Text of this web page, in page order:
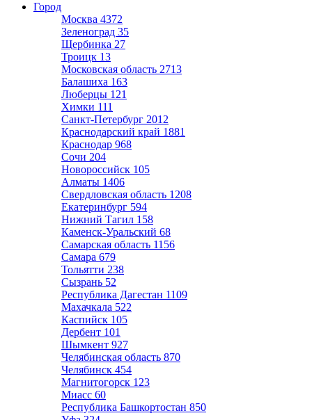
Город
Москва 4372
Зеленоград 35
Щербинка 27
Троицк 13
Московская область 2713
Балашиха 163
Люберцы 121
Химки 111
Санкт-Петербург 2012
Краснодарский край 1881
Краснодар 968
Сочи 204
Новороссийск 105
Алматы 1406
Свердловская область 1208
Екатеринбург 594
Нижний Тагил 158
Каменск-Уральский 68
Самарская область 1156
Самара 679
Тольятти 238
Сызрань 52
Республика Дагестан 1109
Махачкала 522
Каспийск 105
Дербент 101
Шымкент 927
Челябинская область 870
Челябинск 454
Магнитогорск 123
Миасс 60
Республика Башкортостан 850